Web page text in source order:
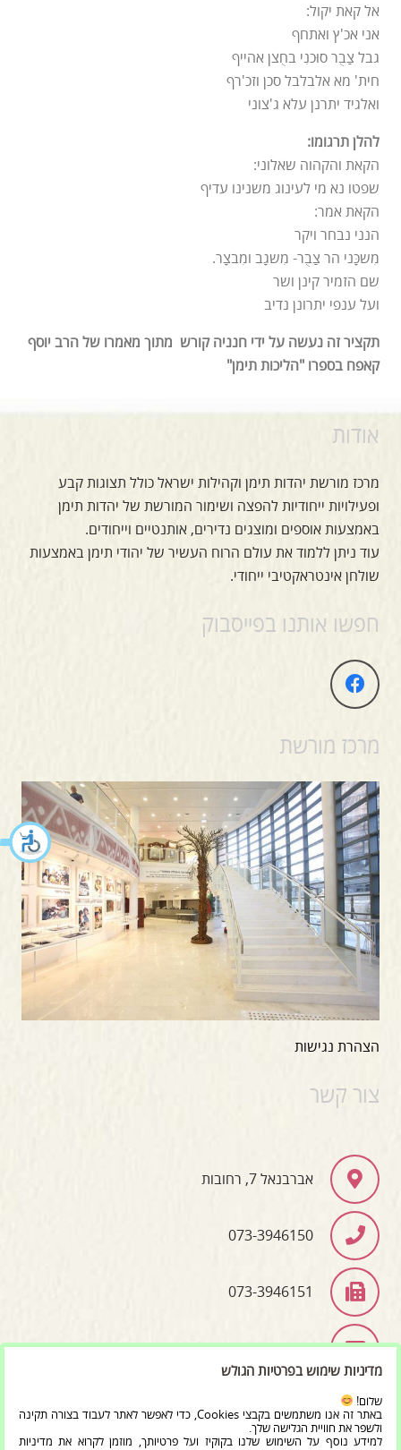
אל קאת יקול:
אני אכ'ץ ואתחף
גבל צַבֻר סוּכנִי בחֻצן אהייף
חית' מא אלבלבל סכן וזכ'רף
ואלגיד יתרנן עלא ג'צוני
להלן תרגומו:
הקאת והקהוה שאלוני:
שפטו נא מי לעינוג משנינו עדיף
הקאת אמר:
הנני נבחר ויקר
מִשכָּני הר צַבֻר- מִשגָב ומִבצָר.
שם הזמיר קינן ושר
ועל ענפי יתרונן נדיב
תקציר זה נעשה על ידי חנניה קורש מתוך מאמרו של הרב יוסף
קאפח בספרו "הליכות תימן"
אודות
מרכז מורשת יהדות תימן וקהילות ישראל כולל תצוגות קבע
ופעילויות ייחודיות להפצה ושימור המורשת של יהדות תימן
באמצעות אוספים ומוצגים נדירים, אותנטיים וייחודים.
עוד ניתן ללמוד את עולם הרוח העשיר של יהודי תימן באמצעות
שולחן אינטראקטיבי ייחודי.
חפשו אותנו בפייסבוק
מרכז מורשת
הצהרת נגישות
צור קשר
אברבנאל 7, רחובות
073-3946150
073-3946151
info@bet-moreshet.co.il
כל הזכויות שמורות ל'מרכז בית מורשת יהדות תימן וקהילות
מדיניות שימוש בפרטיות הגולש
שלום!
באתר זה אנו משתמשים בקבצי Cookies, כדי לאפשר לאתר לעבוד בצורה תקינה
ולשפר את חוויית הגלישה שלך.
למידע נוסף על השימוש שלנו בקוקיז ועל פרטיותך, מוזמן לקרוא את מדיניות